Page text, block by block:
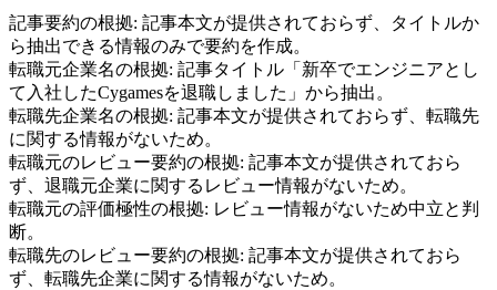
記事要約の根拠: 記事本文が提供されておらず、タイトルか
ら抽出できる情報のみで要約を作成。
転職元企業名の根拠: 記事タイトル「新卒でエンジニアとし
て入社したCygamesを退職しました」から抽出。
転職先企業名の根拠: 記事本文が提供されておらず、転職先
に関する情報がないため。
転職元のレビュー要約の根拠: 記事本文が提供されておら
ず、退職元企業に関するレビュー情報がないため。
転職元の評価極性の根拠: レビュー情報がないため中立と判
断。
転職先のレビュー要約の根拠: 記事本文が提供されておら
ず、転職先企業に関する情報がないため。